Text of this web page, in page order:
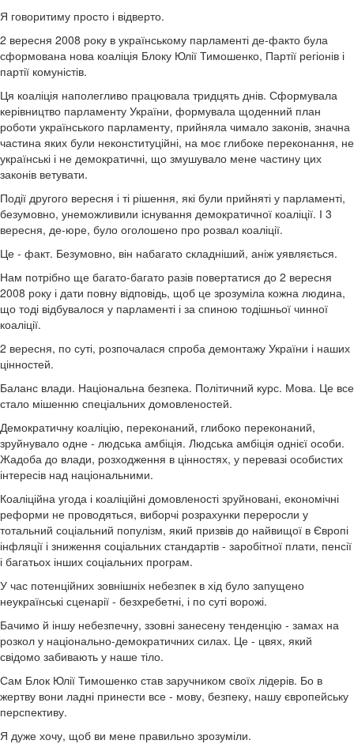
Я говоритиму просто і відверто.
2 вересня 2008 року в українському парламенті де-факто була
сформована нова коаліція Блоку Юлії Тимошенко, Партії регіонів і
партії комуністів.
Ця коаліція наполегливо працювала тридцять днів. Сформувала
керівництво парламенту України, формувала щоденний план
роботи українського парламенту, прийняла чимало законів, значна
частина яких були неконституційні, на моє глибоке переконання, не
українські і не демократичні, що змушувало мене частину цих
законів ветувати.
Події другого вересня і ті рішення, які були прийняті у парламенті,
безумовно, унеможливили існування демократичної коаліції. І 3
вересня, де-юре, було оголошено про розвал коаліції.
Це - факт. Безумовно, він набагато складніший, аніж уявляється.
Нам потрібно ще багато-багато разів повертатися до 2 вересня
2008 року і дати повну відповідь, щоб це зрозуміла кожна людина,
що тоді відбувалося у парламенті і за спиною тодішньої чинної
коаліції.
2 вересня, по суті, розпочалася спроба демонтажу України і наших
цінностей.
Баланс влади. Національна безпека. Політичний курс. Мова. Це все
стало мішенню спеціальних домовленостей.
Демократичну коаліцію, переконаний, глибоко переконаний,
зруйнувало одне - людська амбіція. Людська амбіція однієї особи.
Жадоба до влади, розходження в цінностях, у перевазі особистих
інтересів над національними.
Коаліційна угода і коаліційні домовленості зруйновані, економічні
реформи не проводяться, виборчі розрахунки переросли у
тотальний соціальний популізм, який призвів до найвищої в Європі
інфляції і зниження соціальних стандартів - заробітної плати, пенсії
і багатьох інших соціальних програм.
У час потенційних зовнішніх небезпек в хід було запущено
неукраїнські сценарії - безхребетні, і по суті ворожі.
Бачимо й іншу небезпечну, ззовні занесену тенденцію - замах на
розкол у національно-демократичних силах. Це - цвях, який
свідомо забивають у наше тіло.
Сам Блок Юлії Тимошенко став заручником своїх лідерів. Бо в
жертву вони ладні принести все - мову, безпеку, нашу європейську
перспективу.
Я дуже хочу, щоб ви мене правильно зрозуміли.